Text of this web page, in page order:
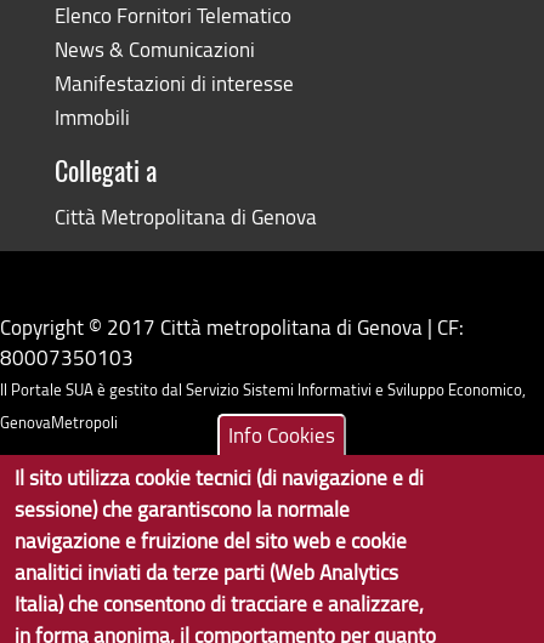
Elenco Fornitori Telematico
News & Comunicazioni
Manifestazioni di interesse
Immobili
Collegati a
Città Metropolitana di Genova
Copyright © 2017 Città metropolitana di Genova | CF:
80007350103
Il Portale SUA è gestito dal Servizio Sistemi Informativi e Sviluppo Economico,
GenovaMetropoli
Tecnologie e Accessibilità
Contatti per il sito Web
Info Cookies
Il sito utilizza cookie tecnici (di navigazione e di
sessione) che garantiscono la normale
navigazione e fruizione del sito web e cookie
analitici inviati da terze parti (Web Analytics
Italia) che consentono di tracciare e analizzare,
in forma anonima, il comportamento per quanto